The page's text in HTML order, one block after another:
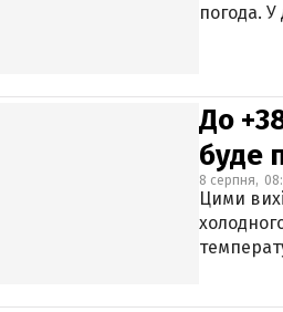
погода.
До
буде
8 серпня,
Цими